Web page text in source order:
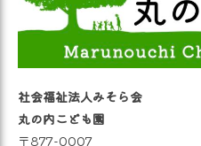
社会福祉法人みそら会
丸の内こども園
〒877-0007